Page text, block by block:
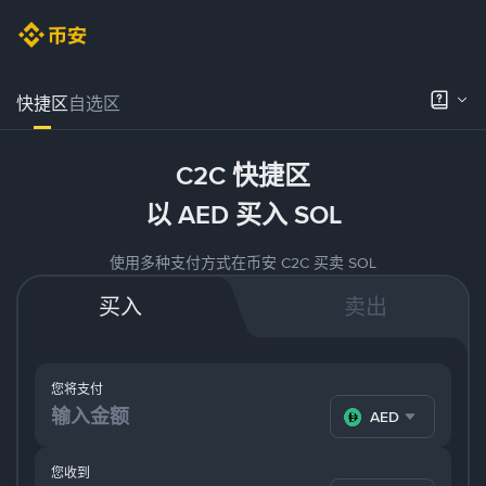
快捷区自选区
C2C 快捷区
以 AED 买入 SOL
使用多种支付方式在币安 C2C 买卖 SOL
买入 卖出
您将支付
AED
您收到